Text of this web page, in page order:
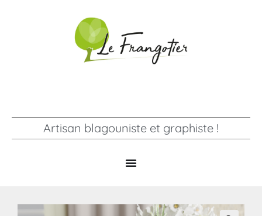
Artisan blagouniste et graphiste !